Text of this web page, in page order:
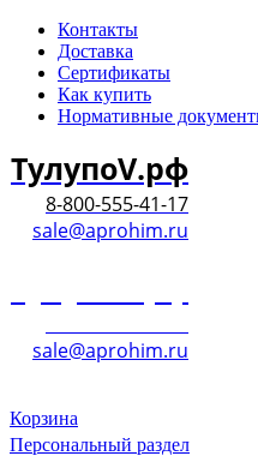
Контакты
Доставка
Сертификаты
Как купить
Нормативные
ТулупоV.рф
8-800-555-41-17
sale@aprohim.ru
sale@aprohim.ru
Корзина
Персональный раздел